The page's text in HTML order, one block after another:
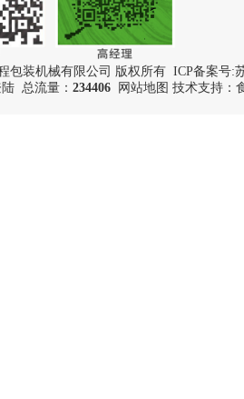
包装机械有限公司 版权所有 ICP备案号:
总流量： 234406 网站地图 技术支持：